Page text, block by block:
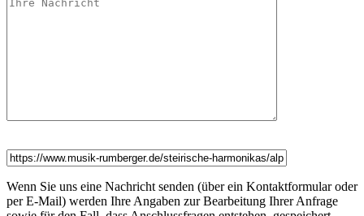
Wenn Sie uns eine Nachricht senden (über ein Kontaktformular oder
per E-Mail) werden Ihre Angaben zur Bearbeitung Ihrer Anfrage